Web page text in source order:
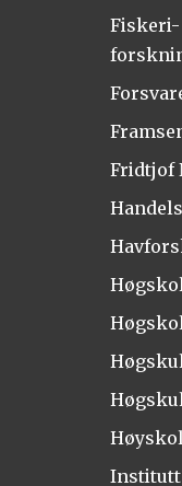
Fridtjof